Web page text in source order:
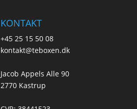
KONTAKT
+45 25 15 50 08
kontakt@teboxen.dk
Jacob Appels Alle 90
2770 Kastrup